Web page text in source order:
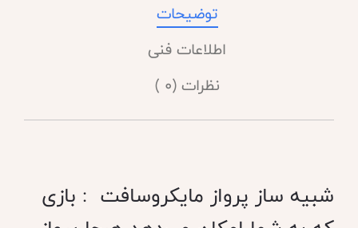
توضیحات
اطلاعات فنی
نظرات (0 )
شبیه ساز پرواز مایکروسافت : بازی